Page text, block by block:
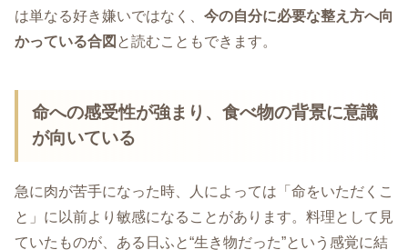
は単なる好き嫌いではなく、 今の自分に必要な整え方へ向
かっている合図 と読むこともできます。
命への感受性が強まり、食べ物の背景に意識
が向いている
急に肉が苦手になった時、人によっては「命をいただくこ
と」に以前より敏感になることがあります。料理として見
ていたものが、ある日ふと“生き物だった”という感覚に結